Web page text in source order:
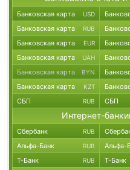
Банковская карта USD
Банковская карта RUB
Банковская карта EUR
Банковская карта UAH
Банковская карта BYN
Банковская карта KZT
СБП RUB СБП
Интернет-
Сбербанк RUB
Альфа-Банк RUB Альфа-
Т-Банк RUB Т-Банк